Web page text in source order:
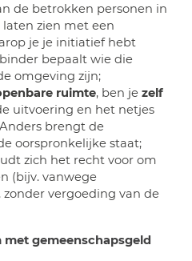
de betrokken personen in
zien met een
je je initiatief hebt
bepaalt wie die
omgeving zijn;
ruimte, ben je zelf
uitvoering en het netjes
brengt de
oorspronkelijke staat;
zich het recht voor om
(bijv. vanwege
vergoeding van de
gemeenschapsgeld